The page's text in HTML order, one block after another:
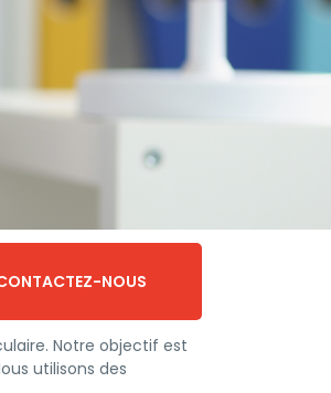
NOUS
Notre objectif est
utilisons des